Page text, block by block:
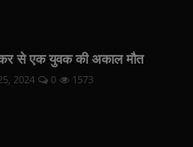
से एक युवक की अकाल मौत
2024 0 1573